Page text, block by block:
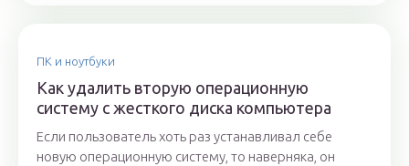
ПК и ноутбуки
Как удалить вторую операционную
систему с жесткого диска компьютера
Если пользователь хоть раз устанавливал себе
новую операционную систему, то наверняка, он